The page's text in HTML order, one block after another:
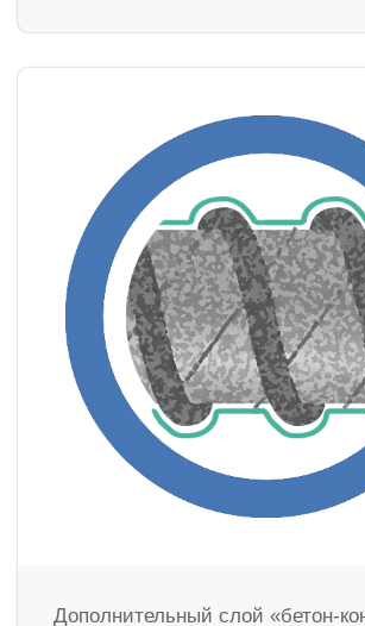
Дополнительный слой «бетон-